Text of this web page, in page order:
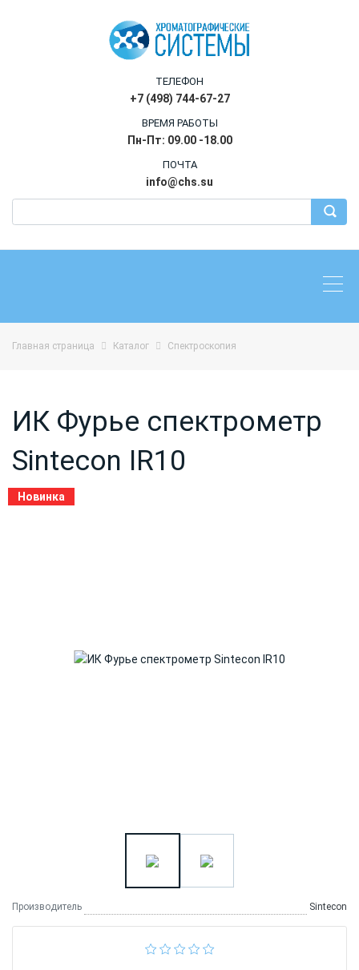
ТЕЛЕФОН
+7 (498) 744-67-27
ВРЕМЯ РАБОТЫ
Пн-Пт: 09.00 -18.00
ПОЧТА
info@chs.su
Главная страница Каталог Спектроскопия
ИК Фурье спектрометр
Sintecon IR10
Новинка
Производитель Sintecon